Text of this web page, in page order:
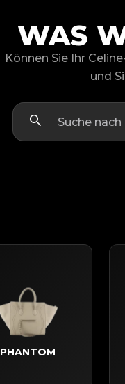
WAS
Können Sie Ihr
und
PHANTOM